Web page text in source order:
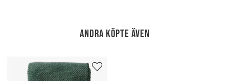
Andra köpte även